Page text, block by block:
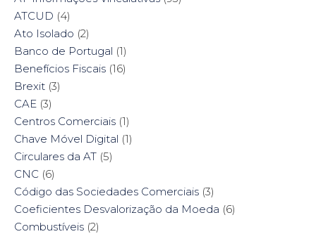
ATCUD (4)
Ato Isolado (2)
Banco de Portugal (1)
Benefícios Fiscais (16)
Brexit (3)
CAE (3)
Centros Comerciais (1)
Chave Móvel Digital (1)
Circulares da AT (5)
CNC (6)
Código das Sociedades Comerciais (3)
Coeficientes Desvalorização da Moeda (6)
Combustíveis (2)